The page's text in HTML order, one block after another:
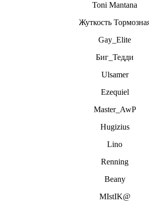
Toni Mantana
Жуткость
Gay_Elite
Биг_Тедди
Ulsamer
Ezequiel
Master_AwP
Hugizius
Lino
Renning
Beany
MIstIK@